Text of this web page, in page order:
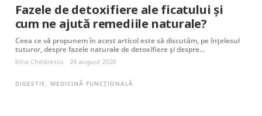
Fazele de detoxifiere ale ficatului și
cum ne ajută remediile naturale?
Ceea ce vă propunem în acest articol este să discutăm, pe înțelesul
tuturor, despre fazele naturale de detoxifiere și despre…
Irina Chelărescu 24 august 2020
DIGESTIE, MEDICINĂ FUNCȚIONALĂ